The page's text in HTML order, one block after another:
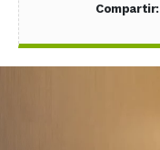
Compartir: